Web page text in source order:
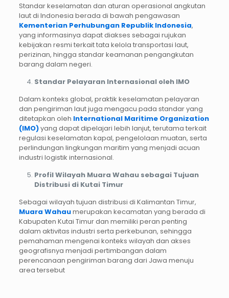
Standar keselamatan dan aturan operasional angkutan
laut di Indonesia berada di bawah pengawasan
Kementerian Perhubungan Republik Indonesia,
yang informasinya dapat diakses sebagai rujukan
kebijakan resmi terkait tata kelola transportasi laut,
perizinan, hingga standar keamanan pengangkutan
barang dalam negeri.
Standar Pelayaran Internasional oleh IMO
Dalam konteks global, praktik keselamatan pelayaran
dan pengiriman laut juga mengacu pada standar yang
ditetapkan oleh International Maritime Organization
(IMO)yang dapat dipelajari lebih lanjut, terutama terkait
regulasi keselamatan kapal, pengelolaan muatan, serta
perlindungan lingkungan maritim yang menjadi acuan
industri logistik internasional.
Profil Wilayah Muara Wahau sebagai Tujuan
Distribusi di Kutai Timur
Sebagai wilayah tujuan distribusi di Kalimantan Timur,
Muara Wahaumerupakan kecamatan yang berada di
Kabupaten Kutai Timur dan memiliki peran penting
dalam aktivitas industri serta perkebunan, sehingga
pemahaman mengenai konteks wilayah dan akses
geografisnya menjadi pertimbangan dalam
perencanaan pengiriman barang dari Jawa menuju
area tersebut